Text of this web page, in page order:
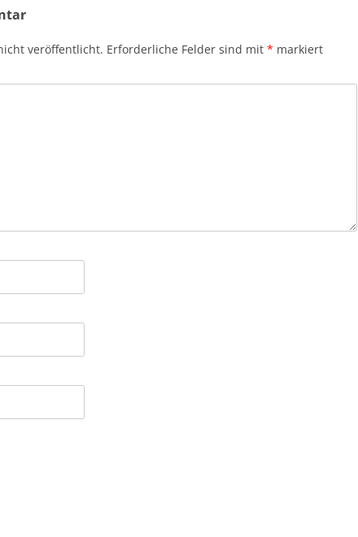
veröffentlicht. Erforderliche Felder sind mit * markiert